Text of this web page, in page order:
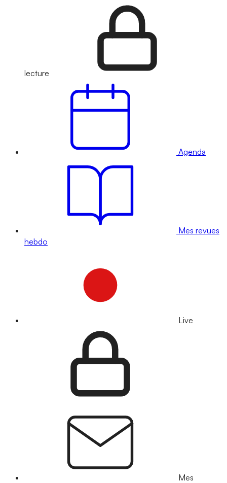
lecture
Agenda
Mes revues
hebdo
Live
Mes